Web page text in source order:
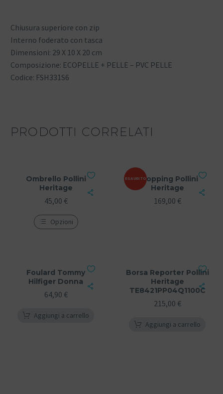
Chiusura superiore con zip
Interno foderato con tasca
Dimensioni: 29 X 10 X 20 cm
Composizione: ECOPELLE + PELLE – PVC PELLE
Codice: FSH331S6
PRODOTTI CORRELATI
Ombrello Pollini
Heritage
45,00 €
Opzioni
ESAURITOShopping Pollini
Heritage
169,00 €
Foulard Tommy
Hilfiger Donna
64,90 €
Aggiungi a carrello
Borsa Reporter Pollini
Heritage
TE8421PP04Q1100C
215,00 €
Aggiungi a carrello